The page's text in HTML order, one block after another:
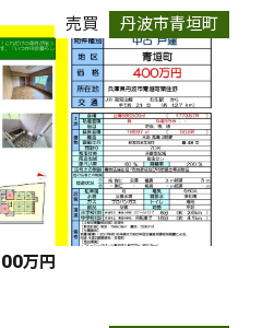
売買 丹波市青垣町
万円